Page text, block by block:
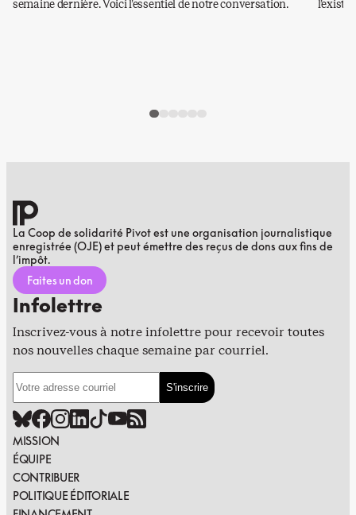
semaine dernière. Voici l’essentiel de notre conversation.
La Coop de solidarité Pivot est une organisation journalistique
enregistrée (OJE) et peut émettre des reçus de dons aux fins de
l’impôt.
Faites un don
Infolettre
Inscrivez-vous à notre infolettre pour recevoir toutes
nos nouvelles chaque semaine par courriel.
MISSION
ÉQUIPE
CONTRIBUER
POLITIQUE ÉDITORIALE